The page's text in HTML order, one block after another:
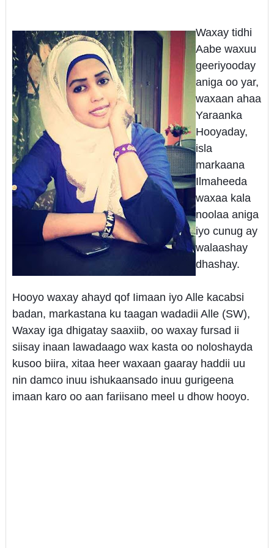
Waxay tidhi
Aabe waxuu
geeriyooday
aniga oo yar,
waxaan ahaa
Yaraanka
Hooyaday,
isla
markaana
Ilmaheeda
waxaa kala
noolaa aniga
iyo cunug ay
walaashay
dhashay.
Hooyo waxay ahayd qof Iimaan iyo Alle kacabsi
badan, markastana ku taagan wadadii Alle (SW),
Waxay iga dhigatay saaxiib, oo waxay fursad ii
siisay inaan lawadaago wax kasta oo noloshayda
kusoo biira, xitaa heer waxaan gaaray haddii uu
nin damco inuu ishukaansado inuu gurigeena
imaan karo oo aan fariisano meel u dhow hooyo.